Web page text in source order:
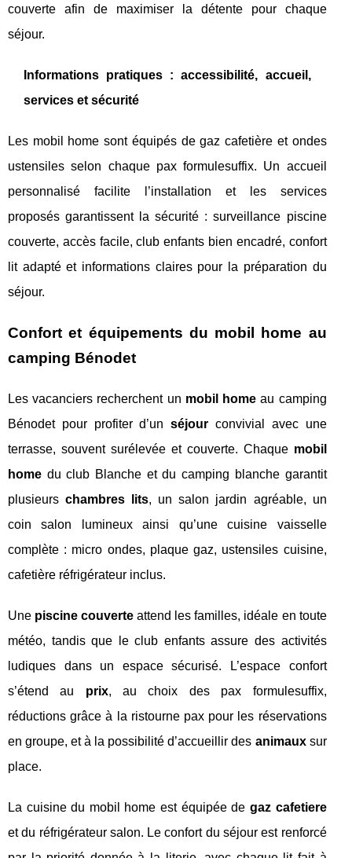
couverte afin de maximiser la détente pour chaque
séjour.
Informations pratiques : accessibilité, accueil,
services et sécurité
Les mobil home sont équipés de gaz cafetière et ondes
ustensiles selon chaque pax formulesuffix. Un accueil
personnalisé facilite l’installation et les services
proposés garantissent la sécurité : surveillance piscine
couverte, accès facile, club enfants bien encadré, confort
lit adapté et informations claires pour la préparation du
séjour.
Confort et équipements du mobil home au
camping Bénodet
Les vacanciers recherchent un mobil home au camping
Bénodet pour profiter d’unséjour convivial avec une
terrasse, souvent surélevée et couverte. Chaque mobil
home du club Blanche et du camping blanche garantit
plusieurschambres lits, un salon jardin agréable, un
coin salon lumineux ainsi qu’une cuisine vaisselle
complète : micro ondes, plaque gaz, ustensiles cuisine,
cafetière réfrigérateur inclus.
Une piscine couverte attend les familles, idéale en toute
météo, tandis que le club enfants assure des activités
ludiques dans un espace sécurisé. L’espace confort
s’étend au prix, au choix des pax formulesuffix,
réductions grâce à la ristourne pax pour les réservations
en groupe, et à la possibilité d’accueillir des animauxsur
place.
La cuisine du mobil home est équipée de gaz cafetiere
et du réfrigérateur salon. Le confort du séjour est renforcé